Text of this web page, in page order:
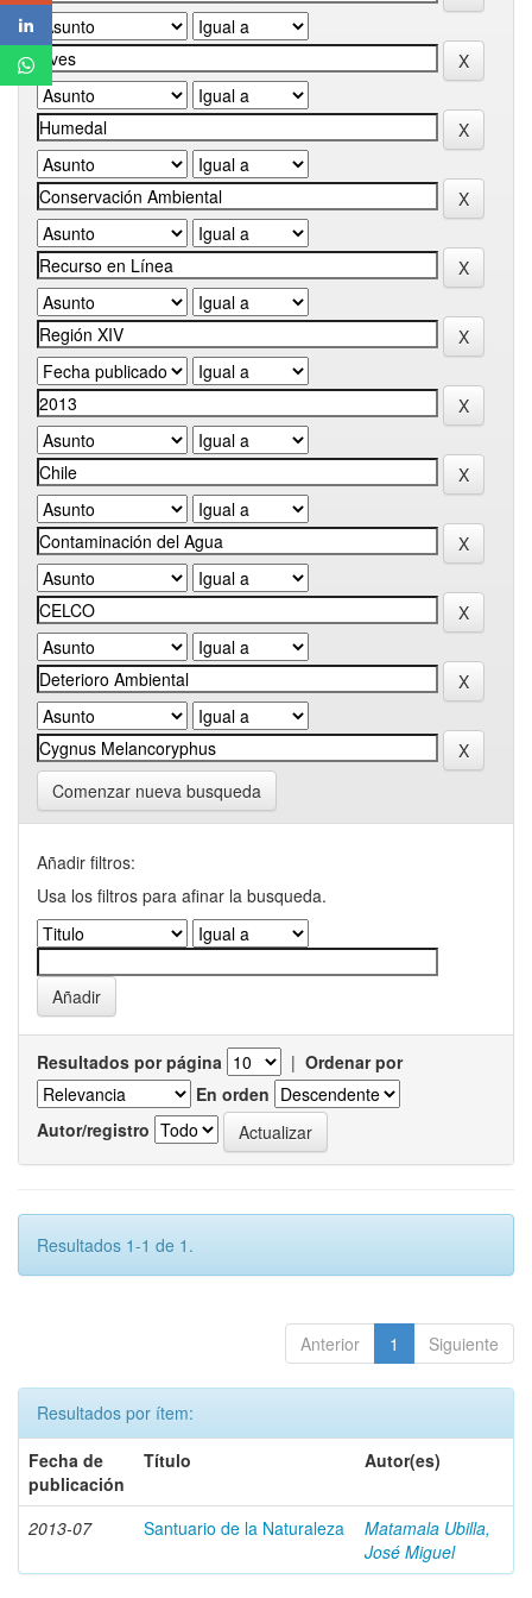
Comenzar nueva busqueda
Añadir filtros:
Usa los filtros para afinar la busqueda.
Resultados por página | Ordenar por
En orden
Autor/registro
Resultados 1-1 de 1.
Anterior 1 Siguiente
Resultados por ítem:
Fecha de
publicación
Título Autor(es)
2013-07 Santuario de la Naturaleza
Matamala Ubilla,
José Miguel